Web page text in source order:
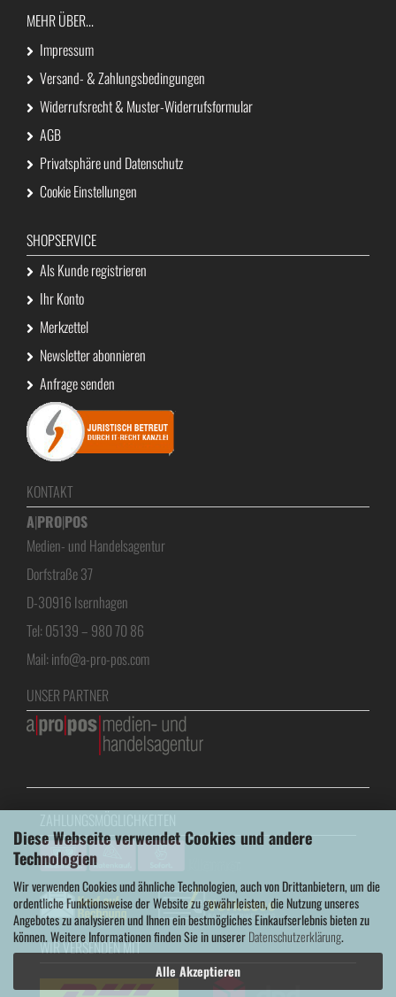
Diese Webseite verwendet Cookies und andere
Technologien
Wir verwenden Cookies und ähnliche Technologien, auch von Drittanbietern, um die
ordentliche Funktionsweise der Website zu gewährleisten, die Nutzung unseres
Angebotes zu analysieren und Ihnen ein bestmögliches Einkaufserlebnis bieten zu
können. Weitere Informationen finden Sie in unsererDatenschutzerklärung.
Alle Akzeptieren
MEHR ÜBER...
Impressum
Versand- & Zahlungsbedingungen
Widerrufsrecht & Muster-Widerrufsformular
AGB
Privatsphäre und Datenschutz
Cookie Einstellungen
SHOPSERVICE
Als Kunde registrieren
Ihr Konto
Merkzettel
Newsletter abonnieren
Anfrage senden
KONTAKT
A|PRO|POS
Medien- und Handelsagentur
Dorfstraße 37
D-30916 Isernhagen
Tel: 05139 – 980 70 86
Mail: info@a-pro-pos.com
UNSER PARTNER
WIR VERSENDEN MIT